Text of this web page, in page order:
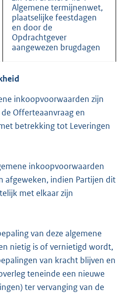
Algemene termijnenwet,
plaatselijke feestdagen
en door de
Opdrachtgever
aangewezen brugdagen
inkoopvoorwaarden zijn
Offerteaanvraag en
betrekking tot Leveringen
inkoopvoorwaarden
afgeweken, indien Partijen dit
met elkaar zijn
van deze algemene
nietig is of vernietigd wordt,
van kracht blijven en
teneinde een nieuwe
ter vervanging van de